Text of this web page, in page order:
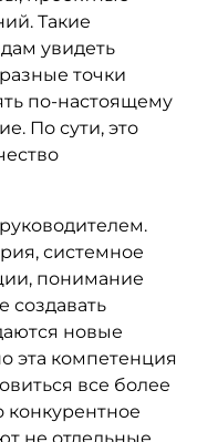
Такие
увидеть
точки
по-настоящему
По сути, это
системное
понимание
создавать
новые
эта компетенция
все более
конкурентное
не отдельные